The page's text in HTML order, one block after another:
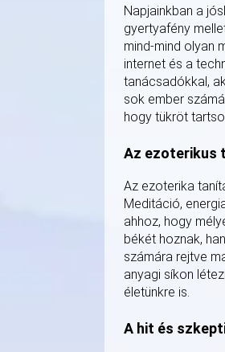
Napjainkban a
gyertyafény
mind-mind olyan
internet és a
tanácsadókkal,
sok ember
hogy tükröt
Az ezoterikus
Az ezoterika
Meditáció,
ahhoz, hogy
békét hoznak,
számára rejtve
anyagi síkon
életünkre is.
A hit és